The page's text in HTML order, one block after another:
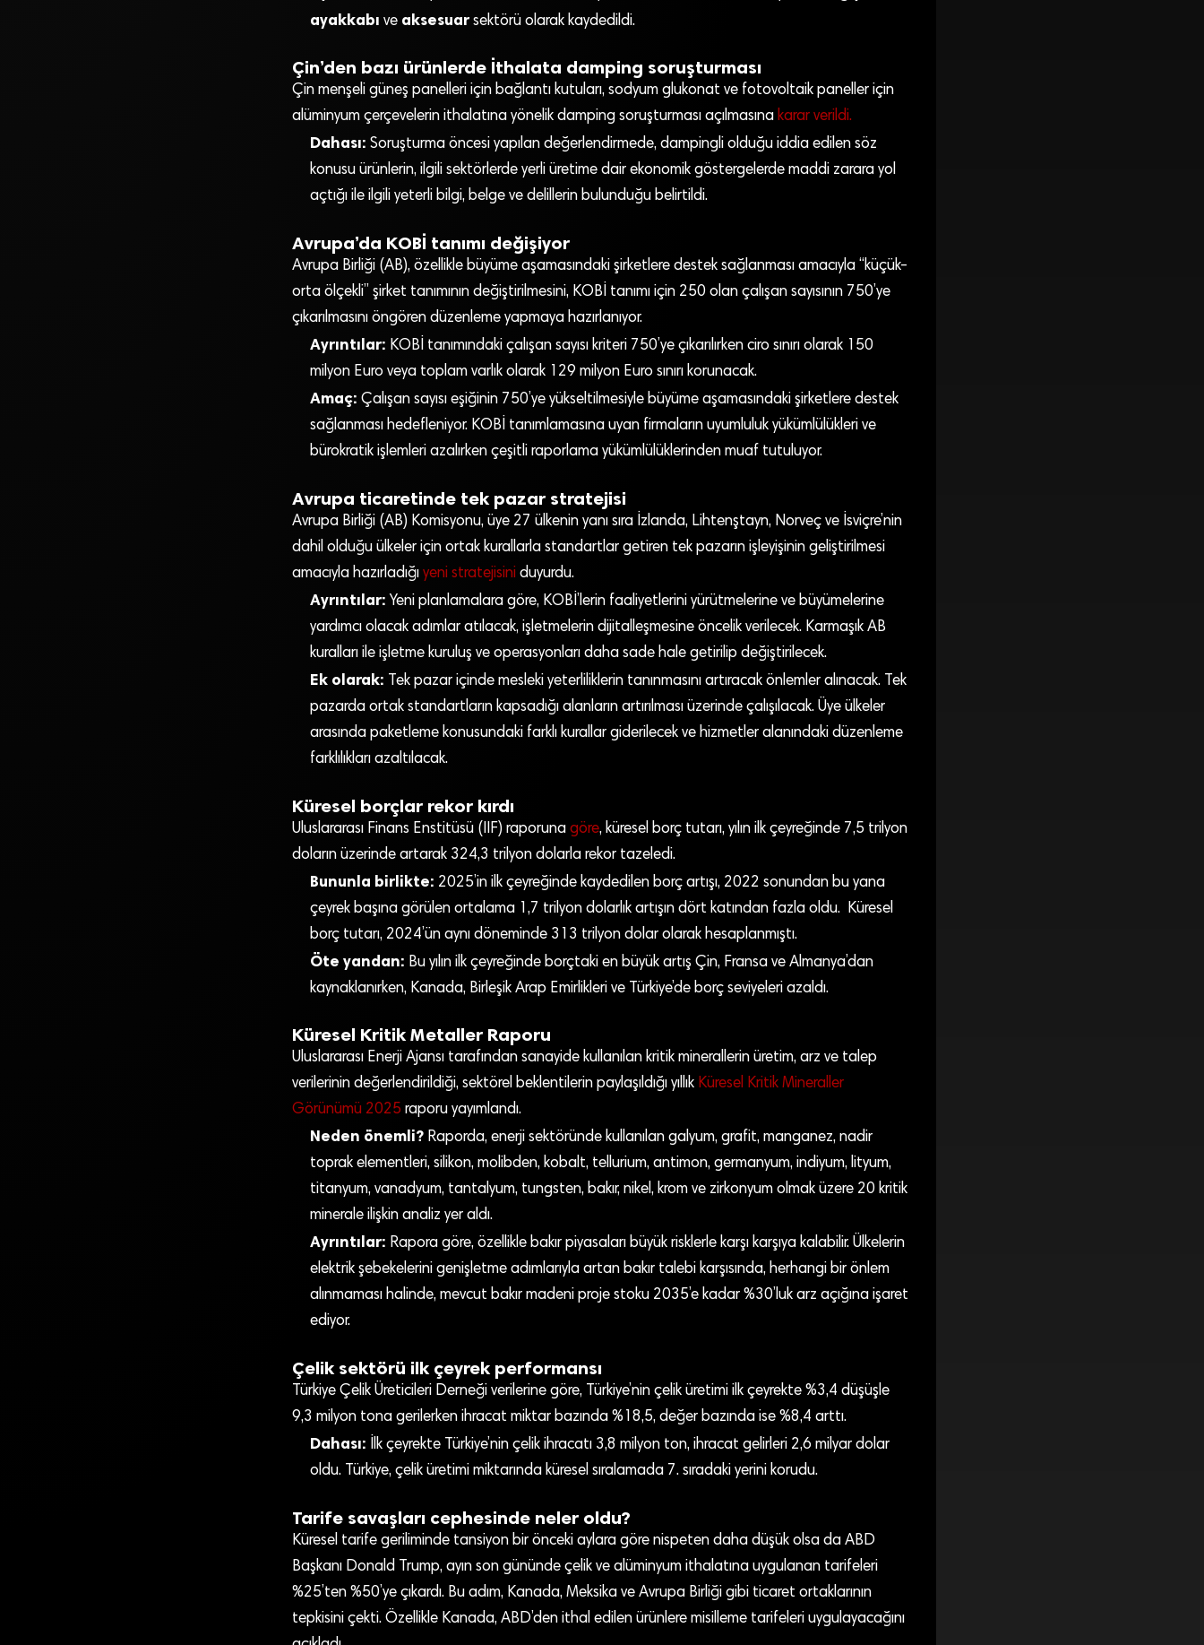
ayakkabı ve aksesuarsektörü olarak kaydedildi.
Çin’den bazı ürünlerde İthalata damping soruşturması
Çin menşeli güneş panelleri için bağlantı kutuları, sodyum glukonat ve fotovoltaik paneller için
alüminyum çerçevelerin ithalatına yönelik damping soruşturması açılmasına karar verildi.
Dahası: Soruşturma öncesi yapılan değerlendirmede, dampingli olduğu iddia edilen söz
konusu ürünlerin, ilgili sektörlerde yerli üretime dair ekonomik göstergelerde maddi zarara yol
açtığı ile ilgili yeterli bilgi, belge ve delillerin bulunduğu belirtildi.
Avrupa’da KOBİ tanımı değişiyor
Avrupa Birliği (AB), özellikle büyüme aşamasındaki şirketlere destek sağlanması amacıyla “küçük-
orta ölçekli” şirket tanımının değiştirilmesini, KOBİ tanımı için 250 olan çalışan sayısının 750’ye
çıkarılmasını öngören düzenleme yapmaya hazırlanıyor.
Ayrıntılar: KOBİ tanımındaki çalışan sayısı kriteri 750’ye çıkarılırken ciro sınırı olarak 150
milyon Euro veya toplam varlık olarak 129 milyon Euro sınırı korunacak.
Amaç: Çalışan sayısı eşiğinin 750’ye yükseltilmesiyle büyüme aşamasındaki şirketlere destek
sağlanması hedefleniyor. KOBİ tanımlamasına uyan firmaların uyumluluk yükümlülükleri ve
bürokratik işlemleri azalırken çeşitli raporlama yükümlülüklerinden muaf tutuluyor.
Avrupa ticaretinde tek pazar stratejisi
Avrupa Birliği (AB) Komisyonu, üye 27 ülkenin yanı sıra İzlanda, Lihtenştayn, Norveç ve İsviçre’nin
dahil olduğu ülkeler için ortak kurallarla standartlar getiren tek pazarın işleyişinin geliştirilmesi
amacıyla hazırladığı yeni stratejisini duyurdu.
Ayrıntılar: Yeni planlamalara göre, KOBİ’lerin faaliyetlerini yürütmelerine ve büyümelerine
yardımcı olacak adımlar atılacak, işletmelerin dijitalleşmesine öncelik verilecek. Karmaşık AB
kuralları ile işletme kuruluş ve operasyonları daha sade hale getirilip değiştirilecek.
Ek olarak: Tek pazar içinde mesleki yeterliliklerin tanınmasını artıracak önlemler alınacak. Tek
pazarda ortak standartların kapsadığı alanların artırılması üzerinde çalışılacak. Üye ülkeler
arasında paketleme konusundaki farklı kurallar giderilecek ve hizmetler alanındaki düzenleme
farklılıkları azaltılacak.
Küresel borçlar rekor kırdı
Uluslararası Finans Enstitüsü (IIF) raporuna göre, küresel borç tutarı, yılın ilk çeyreğinde 7,5 trilyon
doların üzerinde artarak 324,3 trilyon dolarla rekor tazeledi.
Bununla birlikte: 2025’in ilk çeyreğinde kaydedilen borç artışı, 2022 sonundan bu yana
çeyrek başına görülen ortalama 1,7 trilyon dolarlık artışın dört katından fazla oldu. Küresel
borç tutarı, 2024’ün aynı döneminde 313 trilyon dolar olarak hesaplanmıştı.
Öte yandan: Bu yılın ilk çeyreğinde borçtaki en büyük artış Çin, Fransa ve Almanya’dan
kaynaklanırken, Kanada, Birleşik Arap Emirlikleri ve Türkiye’de borç seviyeleri azaldı.
Küresel Kritik Metaller Raporu
Uluslararası Enerji Ajansı tarafından sanayide kullanılan kritik minerallerin üretim, arz ve talep
verilerinin değerlendirildiği, sektörel beklentilerin paylaşıldığı yıllık Küresel Kritik Mineraller
Görünümü 2025 raporu yayımlandı.
Neden önemli?Raporda, enerji sektöründe kullanılan galyum, grafit, manganez, nadir
toprak elementleri, silikon, molibden, kobalt, tellurium, antimon, germanyum, indiyum, lityum,
titanyum, vanadyum, tantalyum, tungsten, bakır, nikel, krom ve zirkonyum olmak üzere 20 kritik
minerale ilişkin analiz yer aldı.
Ayrıntılar: Rapora göre, özellikle bakır piyasaları büyük risklerle karşı karşıya kalabilir. Ülkelerin
elektrik şebekelerini genişletme adımlarıyla artan bakır talebi karşısında, herhangi bir önlem
alınmaması halinde, mevcut bakır madeni proje stoku 2035’e kadar %30’luk arz açığına işaret
ediyor.
Çelik sektörü ilk çeyrek performansı
Türkiye Çelik Üreticileri Derneği verilerine göre, Türkiye’nin çelik üretimi ilk çeyrekte %3,4 düşüşle
9,3 milyon tona gerilerken ihracat miktar bazında %18,5, değer bazında ise %8,4 arttı.
Dahası: İlk çeyrekte Türkiye’nin çelik ihracatı 3,8 milyon ton, ihracat gelirleri 2,6 milyar dolar
oldu. Türkiye, çelik üretimi miktarında küresel sıralamada 7. sıradaki yerini korudu.
Tarife savaşları cephesinde neler oldu?
Küresel tarife geriliminde tansiyon bir önceki aylara göre nispeten daha düşük olsa da ABD
Başkanı Donald Trump, ayın son gününde çelik ve alüminyum ithalatına uygulanan tarifeleri
%25’ten %50’ye çıkardı. Bu adım, Kanada, Meksika ve Avrupa Birliği gibi ticaret ortaklarının
tepkisini çekti. Özellikle Kanada, ABD’den ithal edilen ürünlere misilleme tarifeleri uygulayacağını